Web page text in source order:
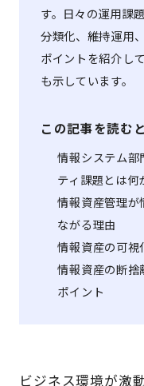
す。日々の運用課
分類化、維持運用
ポイントを紹介し
も示しています。
この記事を読む
情報システム部
ティ課題とは何
情報資産管理が
ながる理由
情報資産の可視
情報資産の断捨
ポイント
ビジネス環境が激